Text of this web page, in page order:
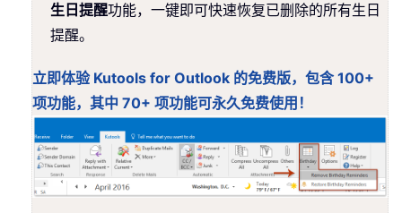
生日提醒功能，一键即可快速恢复已删除的所有生日
提醒。
立即体验 Kutools for Outlook 的免费版，包含 100+
项功能，其中 70+ 项功能可永久免费使用！